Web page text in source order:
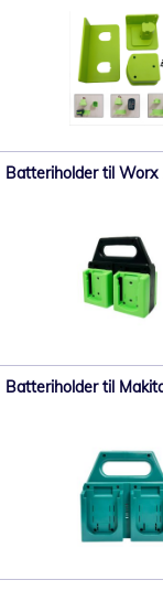
Batteriholder til
Batteriholder til